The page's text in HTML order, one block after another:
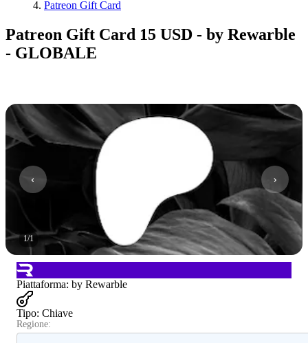
Patreon Gift Card
Patreon Gift Card 15 USD - by Rewarble
- GLOBALE
1/1
Piattaforma: by Rewarble
Tipo: Chiave
Regione: